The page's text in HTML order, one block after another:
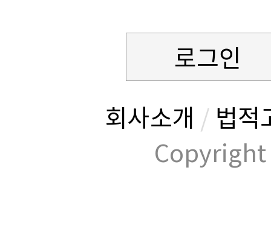
로그인
회사소개 / 법적
Copyright